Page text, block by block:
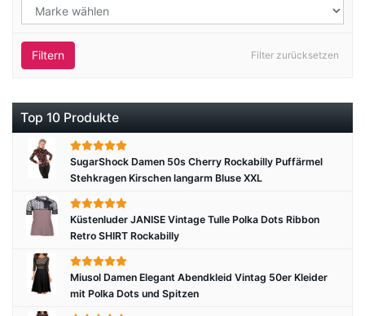
Filter zurücksetzen
Filtern
Top 10 Produkte
SugarShock Damen 50s Cherry Rockabilly Puffärmel
Stehkragen Kirschen langarm Bluse XXL
Küstenluder JANISE Vintage Tulle Polka Dots Ribbon
Retro SHIRT Rockabilly
Miusol Damen Elegant Abendkleid Vintag 50er Kleider
mit Polka Dots und Spitzen